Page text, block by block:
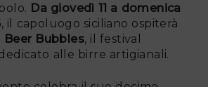
Da giovedì 11 a domenica
, il capoluogo siciliano ospiterà
Beer Bubbles, il festival
alle birre artigianali.